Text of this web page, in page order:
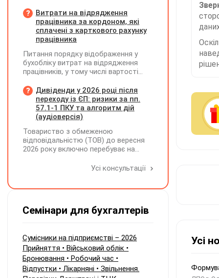
Усі
Витрати на відрядження
працівника за кордоном, які
сплачені з карткового рахунку
працівника
Питання порядку відображення у
бухобліку витрат на відрядження
працівників, у тому числі вартості
карткового рахунку працівника та
підтвердження таких операцій
первинними документами, належать
до компетенції Мінфіну
Дивіденди у 2026 році після
переходу із ЄП: ризики за пп.
57.1-1 ПКУ та алгоритм дій
(аудіоверсія)
Товариство з обмеженою
відповідальністю (ТОВ) до вересня
2026 року включно перебуває на
(єдиний податок, 3 група, ставка 5%,
прибуток). За результатами
системі) підприємство отримало
чистий прибуток, сума
нерозподіленого прибутку в балансі
становить 18 млн грн. Наприкінці
2026 року (вже після переходу на
Усі консультації
Семінари для бухгалтерів
Сумісники на підприємстві – 2026
Прийняття • Військовий облік •
Бронювання • Робочий час •
Відпустки • Лікарняні • Звільнення.